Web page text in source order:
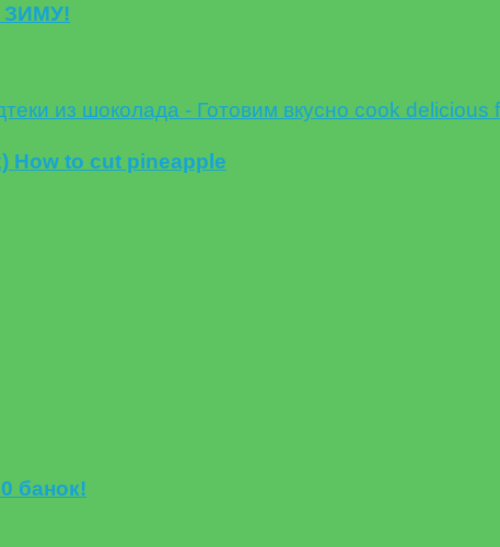
ЗИМУ!
How to cut pineapple
банок!